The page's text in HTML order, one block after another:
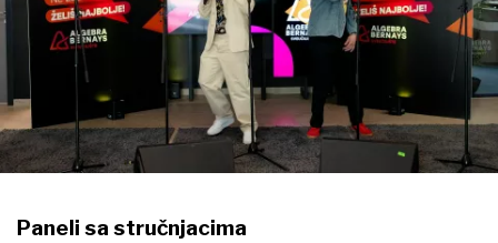
Paneli sa stručnjacima